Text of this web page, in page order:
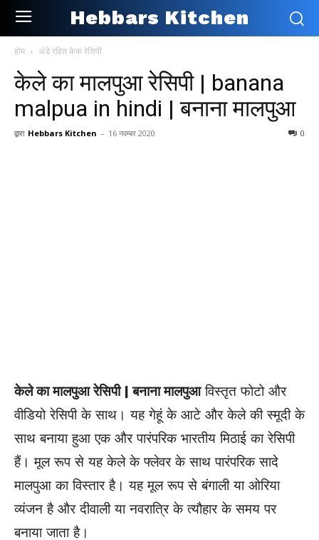
Hebbars Kitchen
होम अंडे रहित केक रेसिपी
केले का मालपुआ रेसिपी | banana
malpua in hindi | बनाना मालपुआ
द्वारा Hebbars Kitchen - 16 नवम्बर 2020 0
केले का मालपुआ रेसिपी | बनाना मालपुआविस्तृत फोटो और
वीडियो रेसिपी के साथ। यह गेहूं के आटे और केले की स्मूदी के
साथ बनाया हुआ एक और पारंपरिक भारतीय मिठाई का रेसिपी
हैं। मूल रूप से यह केले के फ्लेवर के साथ पारंपरिक सादे
मालपुआ का विस्तार है। यह मूल रूप से बंगाली या ओरिया
व्यंजन है और दीवाली या नवरात्रि के त्यौहार के समय पर
बनाया जाता है।